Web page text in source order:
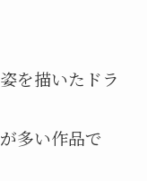
を描いたドラ
多い作品で